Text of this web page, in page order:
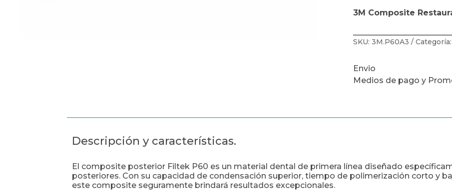
P60
jer.
4gr.
3M Composite
SKU:3M.P60A3
Envio
Medios de pago y
Descripción y características.
El composite posterior Filtek P60 es un material dental de primera línea diseñado
posteriores. Con su capacidad de condensación superior, tiempo de polimerización corto y
este composite seguramente brindará resultados excepcionales.